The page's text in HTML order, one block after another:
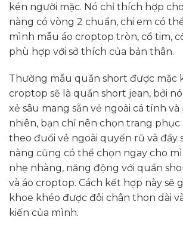
kén người mặc. Nó chỉ thích hợp
nàng có vòng 2 chuẩn, chi em có
mình mẫu áo croptop tròn, cổ tim,
phù hợp với sở thích của bản thân.
Thường mẫu quần short được mặc
croptop sẽ là quần short jean, bởi
xẻ sâu mang sẵn vẻ ngoài cá tính và
nhiên, bạn chỉ nên chọn trang phục
theo đuổi vẻ ngoài quyến rũ và đầy
nàng cũng có thể chọn ngay cho
nhẹ nhàng, năng động với quần
và áo croptop. Cách kết hợp này sẽ
khoe khéo được đôi chân thon dài
kiến của mình.